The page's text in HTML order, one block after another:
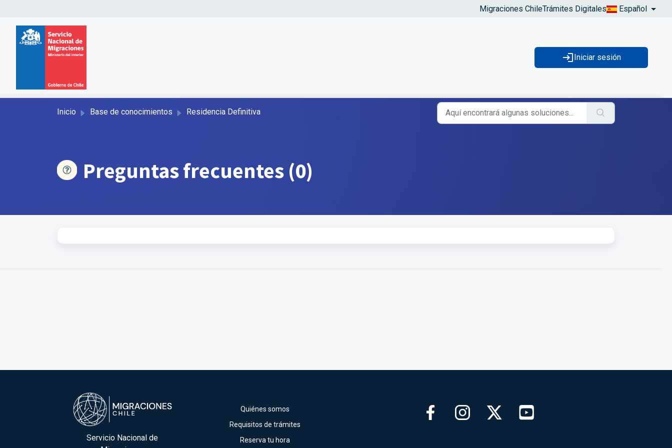
Migraciones ChileTrámites Digitales Español
Iniciar sesión
Inicio Base de conocimientos Residencia Definitiva
Preguntas frecuentes (0)
Servicio Nacional de
Quiénes somos
Requisitos de trámites
Reserva tu hora